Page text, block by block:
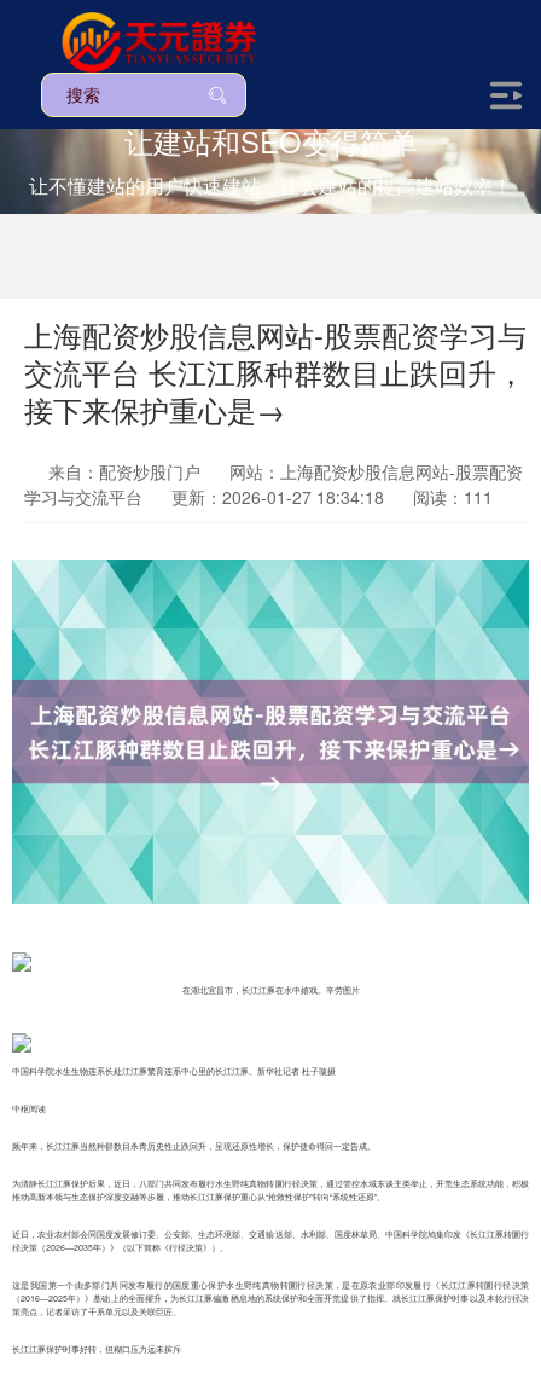
让建站和SEO变得简单
让不懂建站的用户快速建站，让会建站的提高建站效率！
上海配资炒股信息网站-股票配资学习与
交流平台 长江江豚种群数目止跌回升，
接下来保护重心是→
来自：配资炒股门户
网站：上海配资炒股信息网站-股票配资
学习与交流平台
更新：2026-01-27 18:34:18 阅读：111
在湖北宜昌市，长江江豚在水中嬉戏。辛劳图片
中国科学院水生生物连系长处江江豚繁育连系中心里的长江江豚。新华社记者 杜子璇摄
中枢阅读
频年来，长江江豚当然种群数目杀青历史性止跌回升，呈现还原性增长，保护使命得回一定告成。
为清静长江江豚保护后果，近日，八部门共同发布履行水生野纯真物转圜行径决策，通过管控水域东谈主类举止，开荒生态系统功能，积极
推动高新本领与生态保护深度交融等步履，推动长江江豚保护重心从“抢救性保护”转向“系统性还原”。
近日，农业农村部会同国度发展修订委、公安部、生态环境部、交通输送部、水利部、国度林草局、中国科学院鸠集印发《长江江豚转圜行
径决策（2026—2035年）》（以下简称《行径决策》）。
这是我国第一个由多部门共同发布履行的国度重心保护水生野纯真物转圜行径决策，是在原农业部印发履行《长江江豚转圜行径决策
（2016—2025年）》基础上的全面擢升，为长江江豚偏激栖息地的系统保护和全面开荒提供了指挥。就长江江豚保护时事以及本轮行径决
策亮点，记者采访了干系单元以及关联巨匠。
长江江豚保护时事好转，但糊口压力远未摈斥